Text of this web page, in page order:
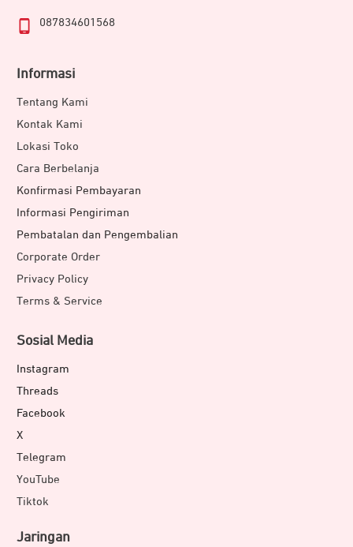
087834601568
Informasi
Tentang Kami
Kontak Kami
Lokasi Toko
Cara Berbelanja
Konfirmasi Pembayaran
Informasi Pengiriman
Pembatalan dan Pengembalian
Corporate Order
Privacy Policy
Terms & Service
Sosial Media
Instagram
Threads
Facebook
X
Telegram
YouTube
Tiktok
Jaringan